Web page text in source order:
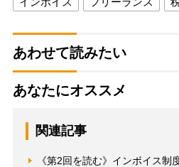
あわせて読みたい
あなたにオススメ
関連記事
《第2回を読む》インボイス